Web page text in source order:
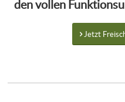
den vollen
Jetzt